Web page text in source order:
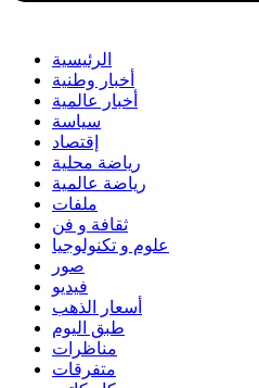
الرئيسية
أخبار وطنية
أخبار عالمية
سياسة
إقتصاد
رياضة محلية
رياضة عالمية
ملفات
ثقافة و فن
علوم و تكنولوجيا
صور
فيديو
أسعار الذهب
طبق اليوم
مناظرات
متفرقات